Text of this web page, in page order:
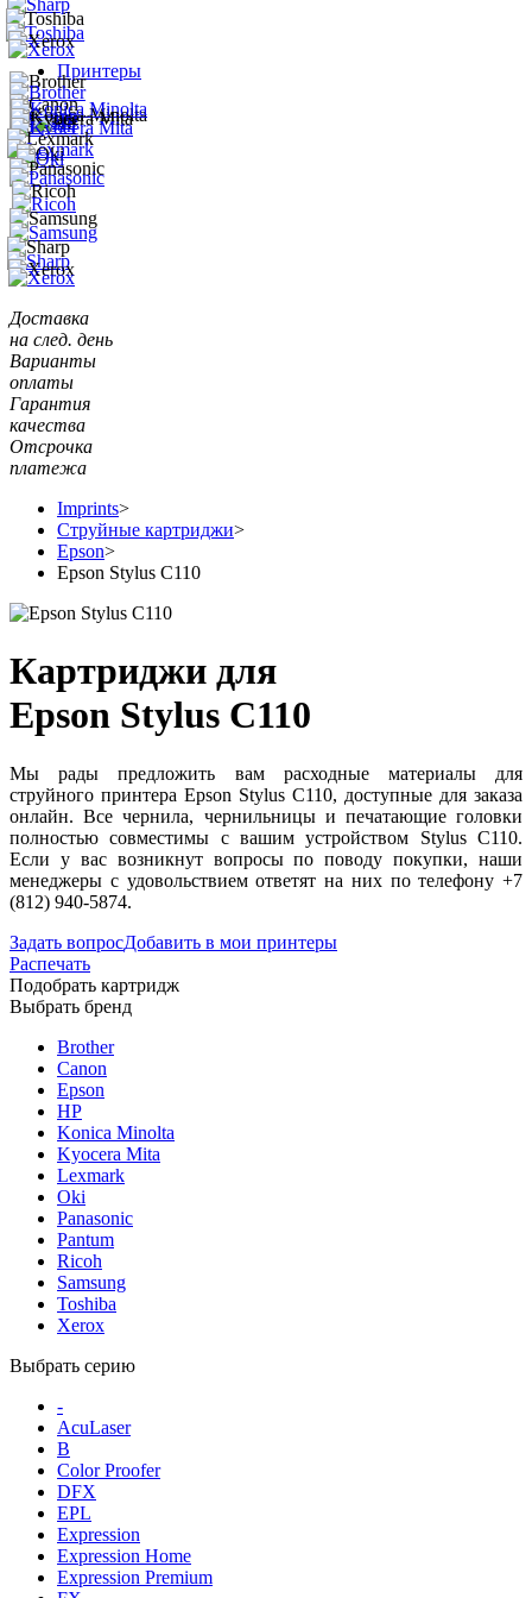
Принтеры
Доставка
на след. день
Варианты
оплаты
Гарантия
качества
Отсрочка
платежа
Imprints>
Струйные картриджи>
Epson>
Epson Stylus C110
Картриджи для
Epson Stylus C110
Мы рады предложить вам расходные материалы для
струйного принтера Epson Stylus C110, доступные для заказа
онлайн. Все чернила, чернильницы и печатающие головки
полностью совместимы с вашим устройством Stylus C110.
Если у вас возникнут вопросы по поводу покупки, наши
менеджеры с удовольствием ответят на них по телефону +7
(812) 940-5874.
Задать вопросДобавить в мои принтеры
Распечать
Подобрать картридж
Выбрать бренд
Brother
Canon
Epson
HP
Konica Minolta
Kyocera Mita
Lexmark
Oki
Panasonic
Pantum
Ricoh
Samsung
Toshiba
Xerox
Выбрать серию
-
AcuLaser
B
Color Proofer
DFX
EPL
Expression
Expression Home
Expression Premium